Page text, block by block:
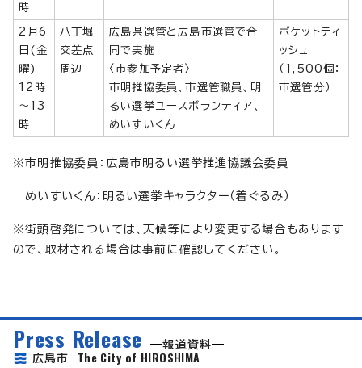
時
2月6
日(金
曜)
12時
～13
時
八丁堀
交差点
周辺
広島県選管と広島市選管で合
同で実施
〈市参加予定者〉
市明推協委員、市選管職員、明
るい選挙ユースボランティア、
めいすいくん
ポケットティ
ッシュ
（1,500個：
市選管分）
※市明推協委員：広島市明るい選挙推進協議会委員
めいすいくん：明るい選挙キャラクター（着ぐるみ）
※街頭啓発については、天候等により変更する場合もあります
ので、取材される場合は事前に確認してください。
Press Release
報道資料
広島市 The City of HIROSHIMA